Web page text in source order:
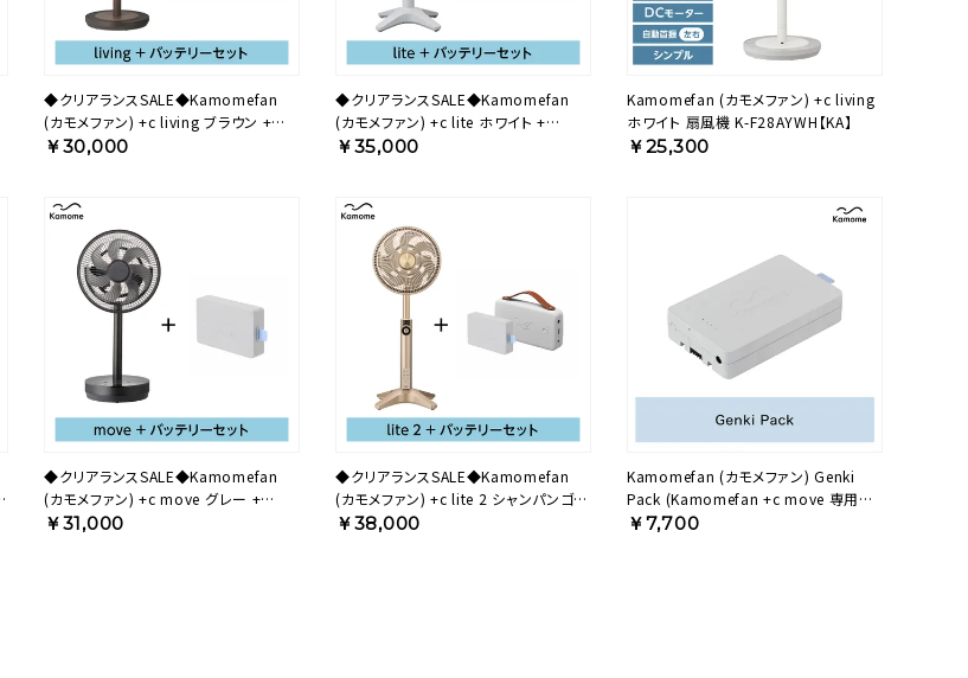
◆クリアランスSALE◆Kamomefan
(カモメファン) +c living ブラウン +
Otomo Dock セット 28ABODBP
￥30,000
◆クリアランスSALE◆Kamomefan
(カモメファン) +c lite ホワイト +
Otomo Dockセット 25AWODBP【KA】
￥35,000
Kamomefan (カモメファン) +c living
ホワイト 扇風機 K-F28AYWH【KA】
￥25,300
◆クリアランスSALE◆Kamomefan
(カモメファン) +c move グレー +
Genki Pack セット 23AGBP【KA】
￥31,000
◆クリアランスSALE◆Kamomefan
(カモメファン) +c lite 2 シャンパンゴー
ルド 扇風機 + Otomo Dockセット
￥38,000
Kamomefan (カモメファン) Genki
Pack (Kamomefan +c move 専用バ
ッテリー) K-BP3 【KA】
￥7,700